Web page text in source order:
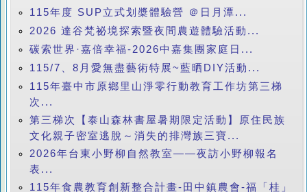
115年度 SUP立式划槳體驗營 ＠日月潭...
2026 達谷梵祕境探索暨夜間農遊體驗活動...
碳索世界·嘉倍幸福-2026中嘉集團家庭日...
115/7、8月愛無盡藝術特展~藍晒DIY活動...
115年臺中市原鄉里山淨零行動教育工作坊第三梯
次...
第三梯次【泰山森林書屋暑期限定活動】原住民族
文化親子密室逃脫～消失的排灣族三寶...
2026年台東小野柳自然教室——夜訪小野柳報名
表...
115年食農教育創新整合計畫-田中鎮農會-福「桂」